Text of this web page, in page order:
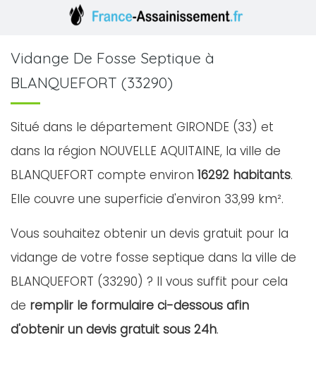
Vidange De Fosse Septique à
BLANQUEFORT (33290)
Situé dans le département GIRONDE (33) et
dans la région NOUVELLE AQUITAINE, la ville de
BLANQUEFORT compte environ 16292 habitants.
Elle couvre une superficie d'environ 33,99 km².
Vous souhaitez obtenir un devis gratuit pour la
vidange de votre fosse septique dans la ville de
BLANQUEFORT (33290) ? Il vous suffit pour cela
de remplir le formulaire ci-dessous afin
d'obtenir un devis gratuit sous 24h.